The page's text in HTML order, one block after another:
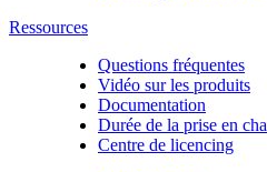
Ressources
Questions fréquentes
Vidéo sur les produits
Documentation
Durée de la prise en
Centre de licencing